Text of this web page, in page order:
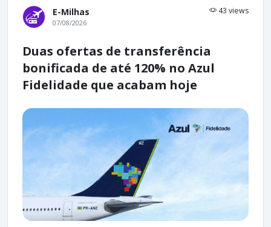
E-Milhas 43 views
07/08/2026
Duas ofertas de transferência
bonificada de até 120% no Azul
Fidelidade que acabam hoje